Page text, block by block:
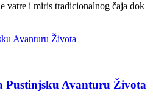
vatre i miris tradicionalnog čaja dok
Pustinjsku Avanturu Života